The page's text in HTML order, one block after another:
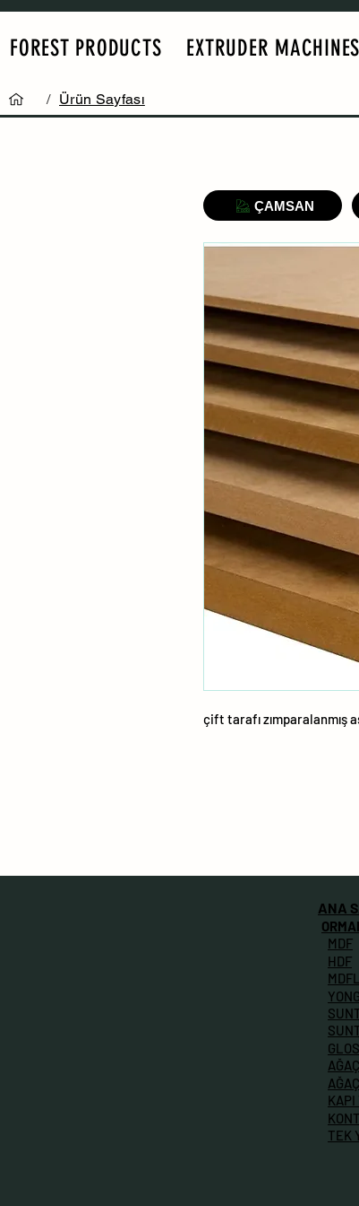
FOREST PRODUCTS EXTRUDER MACHINES
/ Ürün Sayfası
çift tarafı zımparalanmış
ÇAMSAN
ANA
MDF
HDF
KAPI
TEK